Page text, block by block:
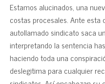
Estamos alucinados, una
costas procesales. Ante esta
autollamado sindicato saca
interpretando la sentencia
haciendo toda una
deslegitima para cualquier